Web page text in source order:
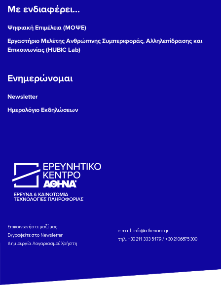
Με ενδιαφέρει...
Ψηφιακή Επιμέλεια (ΜΟΨΕ)
Εργαστήριο Μελέτης Ανθρώπινης Συμπεριφοράς, Αλληλεπίδρασης και
Επικοινωνίας (HUBIC Lab)
Ενημερώνομαι
Newsletter
Ημερολόγιο Εκδηλώσεων
Eπικοινωνήστε μαζί μας
Εγγραφείτε στο Newsletter
Δημιουργία Λογαριασμού Χρήστη
e-mail: info@athenarc.gr
τηλ. +30 211 333 5179 / +30 2106875300